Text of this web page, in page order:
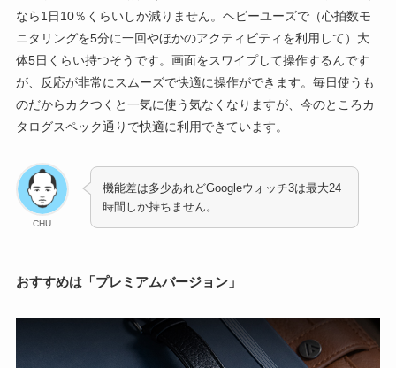
なら1日10％くらいしか減りません。ヘビーユーズで（心拍数モ
ニタリングを5分に一回やほかのアクティビティを利用して）大
体5日くらい持つそうです。画面をスワイプして操作するんです
が、反応が非常にスムーズで快適に操作ができます。毎日使うも
のだからカクつくと一気に使う気なくなりますが、今のところカ
タログスペック通りで快適に利用できています。
CHU
機能差は多少あれどGoogleウォッチ3は最大24
時間しか持ちません。
おすすめは「プレミアムバージョン」